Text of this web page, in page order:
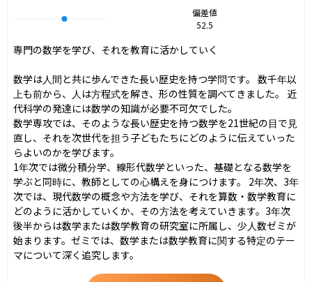
偏差値
52.5
専門の数学を学び、それを教育に活かしていく
数学は人間と共に歩んできた長い歴史を持つ学問です。 数千年以
上も前から、人は方程式を解き、形の性質を調べてきました。 近
代科学の発達には数学の知識が必要不可欠でした。
数学専攻では、そのような長い歴史を持つ数学を21世紀の目で見
直し、それを次世代を担う子どもたちにどのように伝えていった
らよいのかを学びます。
1年次では微分積分学、線形代数学といった、基礎となる数学を
学ぶと同時に、教師としての心構えを身につけます。 2年次、3年
次では、現代数学の概念や方法を学び、それを算数・数学教育に
どのように活かしていくか、その方法を考えていきます。3年次
後半からは数学または数学教育の研究室に所属し、少人数ゼミが
始まります。ゼミでは、数学または数学教育に関する特定のテー
マについて深く追究します。